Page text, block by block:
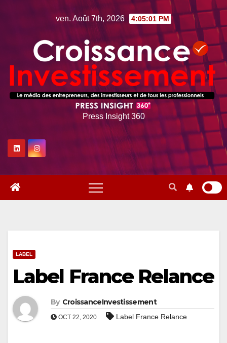
ven. Août 7th, 2026 4:05:02 PM
Press Insight 360
LABEL
Label France Relance
By CroissanceInvestissement
OCT 22, 2020 Label France Relance